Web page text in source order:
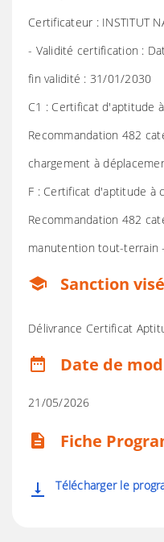
Certificateur : INSTITUT
- Validité certification :
fin validité : 31/01/2030
C1 : Certificat d'aptitude
Recommandation 482
chargement à
F : Certificat d'aptitude à
Recommandation 482
manutention tout-terrain
school Sanction
Délivrance Certificat
date_range Date de
21/05/2026
description Fiche
vertical_align_bottom Télécharger le